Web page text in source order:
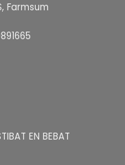
Farmsum
EN BEBAT